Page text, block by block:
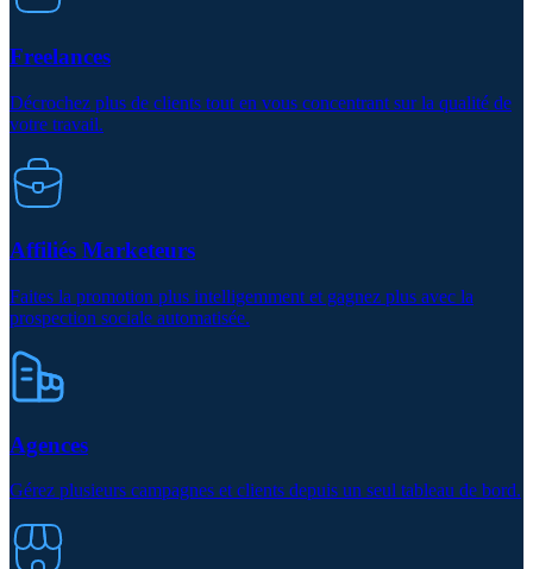
Freelances
Décrochez plus de clients tout en vous concentrant sur la qualité de
votre travail.
Affiliés Marketeurs
Faites la promotion plus intelligemment et gagnez plus avec la
prospection sociale automatisée.
Agences
Gérez plusieurs campagnes et clients depuis un seul tableau de bord.